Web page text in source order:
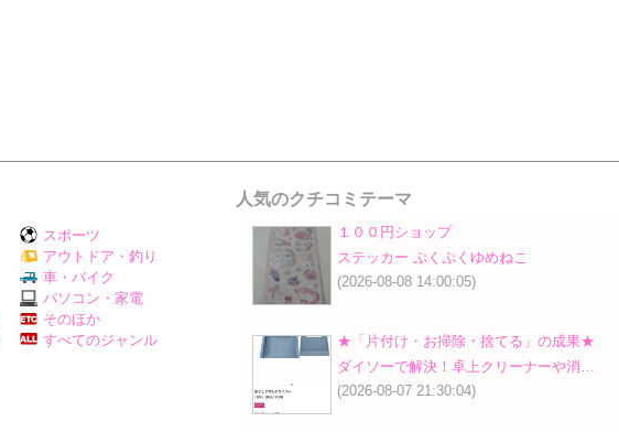
スポーツ
アウトドア・釣り
車・バイク
パソコン・家電
そのほか
すべてのジャンル
人気のクチコミテーマ
１００円ショップ
ステッカー ぷくぷくゆめねこ
(2026-08-08 14:00:05)
★「片付け・お掃除・捨てる」の成果★
ダイソーで解決！卓上クリーナーや消…
(2026-08-07 21:30:04)